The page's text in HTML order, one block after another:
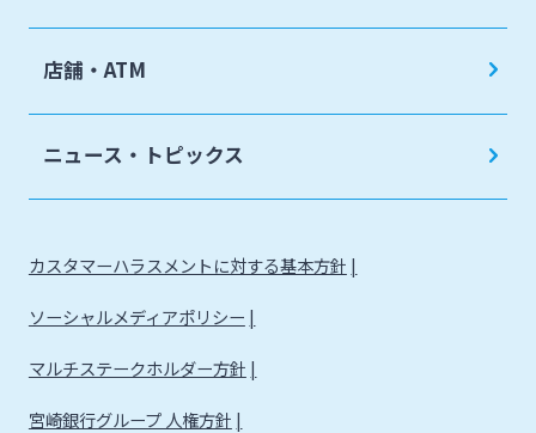
店舗・ATM
ニュース・トピックス
カスタマーハラスメントに対する基本方針
ソーシャルメディアポリシー
マルチステークホルダー方針
宮崎銀行グループ 人権方針